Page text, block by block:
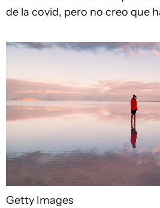
de la covid, pero no creo que
Getty Images